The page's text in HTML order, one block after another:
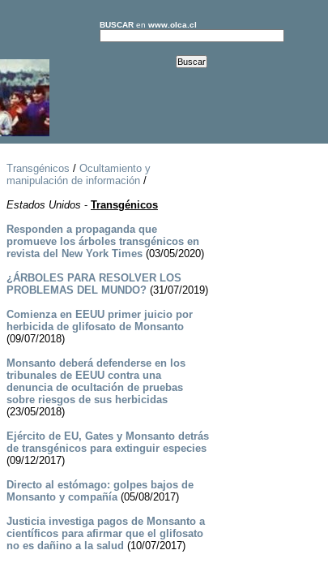
BUSCARen www.olca.cl
Transgénicos / Ocultamiento y
manipulación de información/
Estados Unidos - Transgénicos
Responden a propaganda que
promueve los árboles transgénicos en
revista del New York Times(03/05/2020)
¿ÁRBOLES PARA RESOLVER LOS
PROBLEMAS DEL MUNDO? (31/07/2019)
Comienza en EEUU primer juicio por
herbicida de glifosato de Monsanto
(09/07/2018)
Monsanto deberá defenderse en los
tribunales de EEUU contra una
denuncia de ocultación de pruebas
sobre riesgos de sus herbicidas
(23/05/2018)
Ejército de EU, Gates y Monsanto detrás
de transgénicos para extinguir especies
(09/12/2017)
Directo al estómago: golpes bajos de
Monsanto y compañía(05/08/2017)
Justicia investiga pagos de Monsanto a
científicos para afirmar que el glifosato
no es dañino a la salud (10/07/2017)